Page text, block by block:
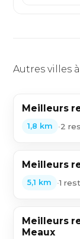
Autres villes
Meilleurs
1,8 km •2
Meilleurs
5,1 km •1
Meilleurs
Meaux